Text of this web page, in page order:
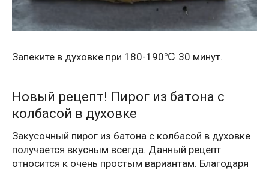
Запеките в духовке при 180-190℃ 30 минут.
Новый рецепт! Пирог из батона с
колбасой в духовке
Закусочный пирог из батона с колбасой в духовке
получается вкусным всегда. Данный рецепт
относится к очень простым вариантам. Благодаря